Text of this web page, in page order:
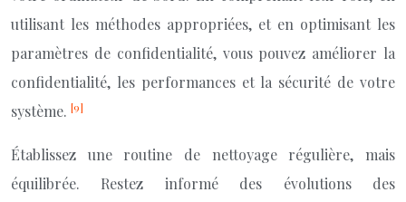
utilisant les méthodes appropriées, et en optimisant les
paramètres de confidentialité, vous pouvez améliorer la
confidentialité, les performances et la sécurité de votre
système. [9]
Établissez une routine de nettoyage régulière, mais
équilibrée. Restez informé des évolutions des